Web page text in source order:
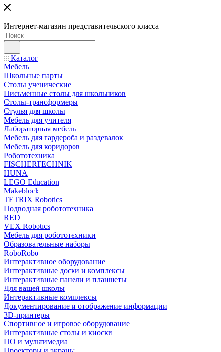
Интернет-магазин представительского класса
Каталог
Мебель
Школьные парты
Столы ученические
Письменные столы для школьников
Столы-трансформеры
Стулья для школы
Мебель для учителя
Лабораторная мебель
Мебель для гардероба и раздевалок
Мебель для коридоров
Робототехника
FISCHERTECHNIK
HUNA
LEGO Education
Makeblock
TETRIX Robotics
Подводная робототехника
RED
VEX Robotics
Мебель для робототехники
Образовательные наборы
RoboRobo
Интерактивное оборудование
Интерактивные доски и комплексы
Интерактивные панели и планшеты
Для вашей школы
Интерактивные комплексы
Документирование и отображение информации
3D-принтеры
Спортивное и игровое оборудование
Интерактивные столы и киоски
ПО и мультимедиа
Проекторы и экраны